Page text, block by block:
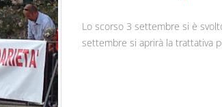
Lo scorso 3 settembre si è
settembre si aprirà la trattativa